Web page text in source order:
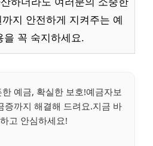
지 안전하게 지켜주는 예
을 꼭 숙지하세요.
한 예금, 확실한 보호!예금자보
증까지 해결해 드려요.지금 바
고 안심하세요!